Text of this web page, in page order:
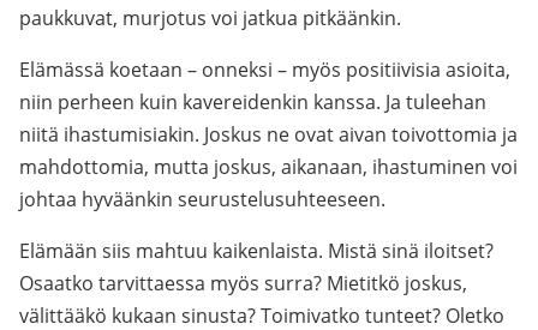
paukkuvat, murjotus voi jatkua pitkäänkin.
Elämässä koetaan – onneksi – myös positiivisia asioita,
niin perheen kuin kavereidenkin kanssa. Ja tuleehan
niitä ihastumisiakin. Joskus ne ovat aivan toivottomia ja
mahdottomia, mutta joskus, aikanaan, ihastuminen voi
johtaa hyväänkin seurustelusuhteeseen.
Elämään siis mahtuu kaikenlaista. Mistä sinä iloitset?
Osaatko tarvittaessa myös surra? Mietitkö joskus,
välittääkö kukaan sinusta? Toimivatko tunteet? Oletko